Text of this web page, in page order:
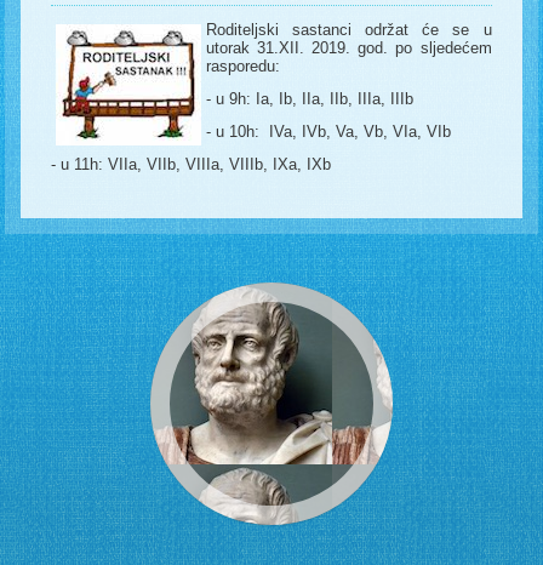
Roditeljski sastanci održat će se u
utorak 31.XII. 2019. god. po sljedećem
rasporedu:
- u 9h: Ia, Ib, IIa, IIb, IIIa, IIIb
- u 10h: IVa, IVb, Va, Vb, VIa, VIb
- u 11h: VIIa, VIIb, VIIIa, VIIIb, IXa, IXb